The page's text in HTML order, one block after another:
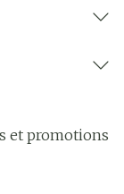
et promotions